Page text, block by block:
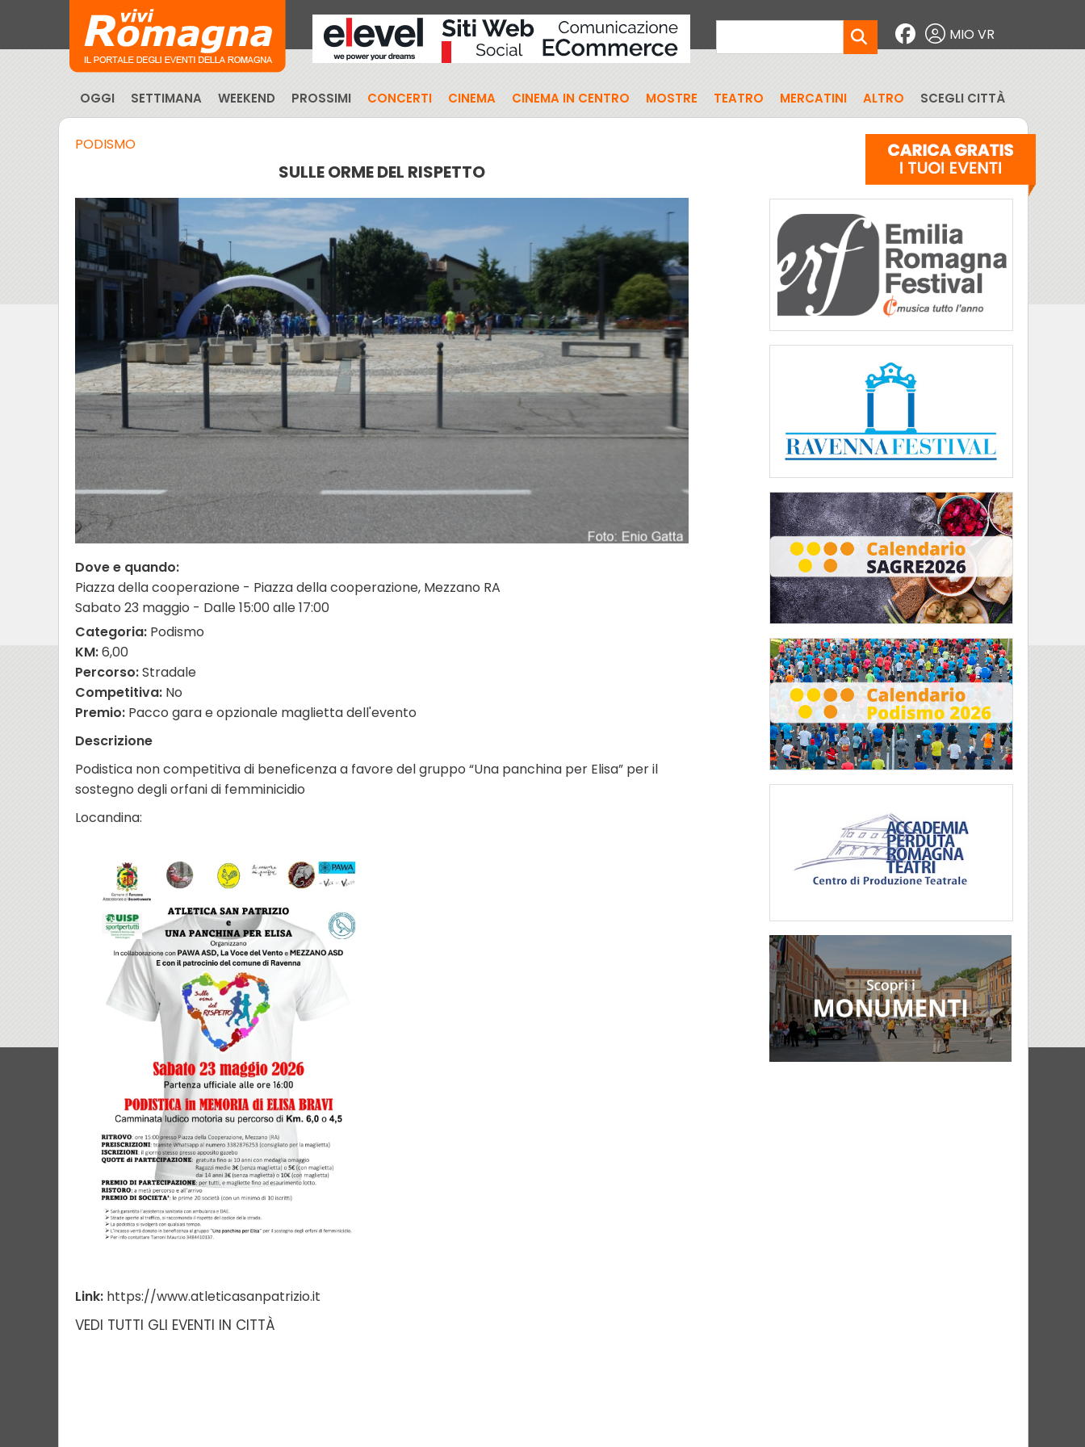
MIO VR
OGGI SETTIMANA WEEKEND PROSSIMI CONCERTI CINEMA CINEMA IN CENTRO MOSTRE TEATRO MERCATINI ALTRO SCEGLI CITTÀ
PODISMO
SULLE ORME DEL RISPETTO
Dove e quando:
Piazza della cooperazione - Piazza della cooperazione, Mezzano RA
Sabato 23 maggio - Dalle 15:00 alle 17:00
Categoria: Podismo
KM:6,00
Percorso:Stradale
Competitiva: No
Premio: Pacco gara e opzionale maglietta dell'evento
Descrizione
Podistica non competitiva di beneficenza a favore del gruppo “Una panchina per Elisa” per il
sostegno degli orfani di femminicidio
Locandina:
Link: https://www.atleticasanpatrizio.it
VEDI TUTTI GLI EVENTI IN CITTÀ